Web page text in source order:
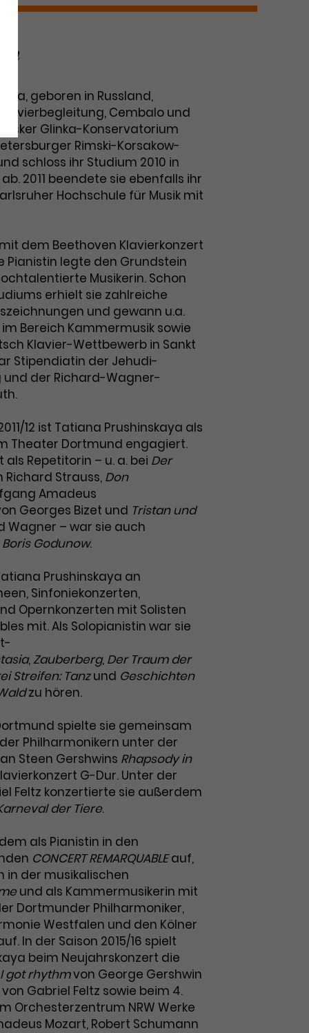
geboren in Russland,
Cembalo und
Glinka-Konservatorium
Rimski-Korsakow-
schloss ihr Studium 2010 in
2011 beendete sie ebenfalls ihr
Hochschule für Musik mit
dem Beethoven Klavierkonzert
Pianistin legte den Grundstein
Musikerin. Schon
erhielt sie zahlreiche
und gewann u.a.
Bereich Kammermusik sowie
Klavier-Wettbewerb in Sankt
Stipendiatin der Jehudi-
der Richard-Wagner-
12 ist Tatiana Prushinskaya als
Theater Dortmund engagiert.
als Repetitorin – u. a. bei Der
Richard Strauss, Don
Amadeus
Georges Bizet und Tristan und
Wagner – war sie auch
Boris Godunow.
Prushinskaya an
Sinfoniekonzerten,
Opernkonzerten mit Solisten
mit. Als Solopianistin war sie
, Zauberberg, Der Traum der
Streifen: Tanzund Geschichten
zu hören.
spielte sie gemeinsam
Philharmonikern unter der
Steen Gershwins Rhapsody in
G-Dur. Unter der
Feltz konzertierte sie außerdem
der Tiere.
als Pianistin in den
CONCERT REMARQUABLEauf,
in der musikalischen
und als Kammermusikerin mit
Dortmunder Philharmoniker,
Westfalen und den Kölner
In der Saison 2015/16 spielt
beim Neujahrskonzert die
I got rhythmvon George Gershwin
Gabriel Feltz sowie beim 4.
Orchesterzentrum NRW Werke
Mozart, Robert Schumann